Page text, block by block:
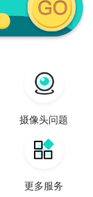
摄像头问题
更多服务